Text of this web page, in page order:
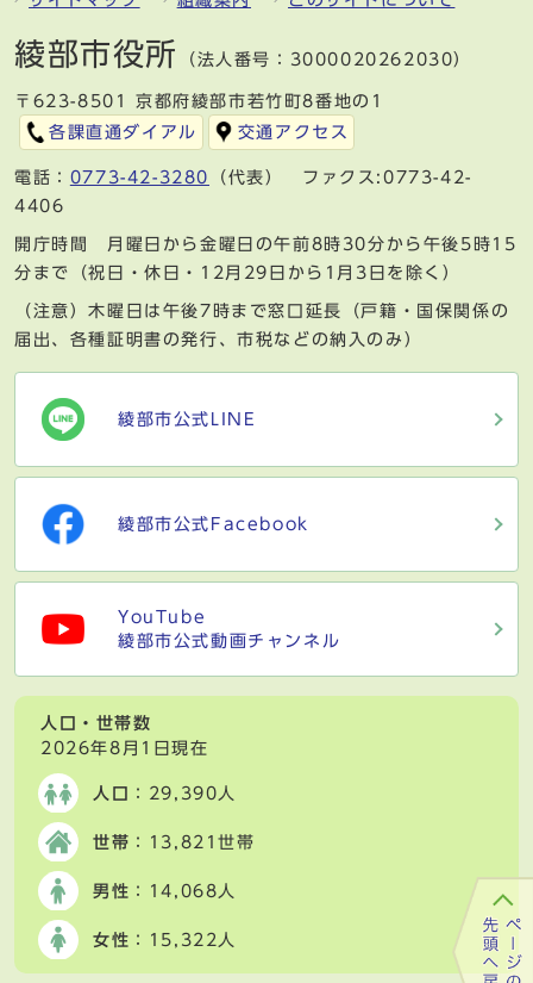
綾部市役所 （法人番号：3000020262030）
〒623-8501 京都府綾部市若竹町8番地の1
各課直通ダイアル
交通アクセス
電話： 0773-42-3280
（代表） ファクス:0773-42-
4406
開庁時間 月曜日から金曜日の午前8時30分から午後5時15
分まで（祝日・休日・12月29日から1月3日を除く）
（注意）木曜日は午後7時まで窓口延長（戸籍・国保関係の
届出、各種証明書の発行、市税などの納入のみ）
綾部市公式LINE
綾部市公式Facebook
YouTube
綾部市公式動画チャンネル
人口・世帯数
2026年8月1日現在
人口 ：29,390人
世帯 ：13,821世帯
男性 ：14,068人
女性 ：15,322人